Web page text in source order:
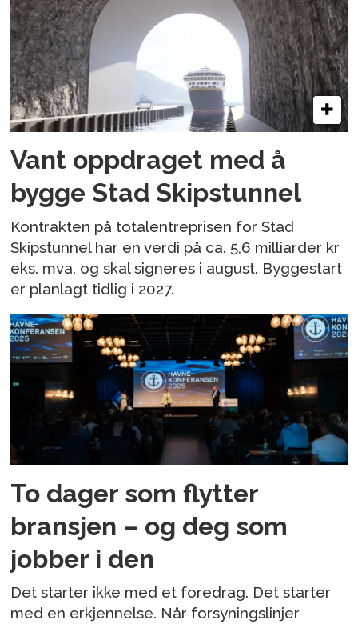
Vant oppdraget med å
bygge Stad Skipstunnel
Kontrakten på totalentreprisen for Stad
Skipstunnel har en verdi på ca. 5,6 milliarder kr
eks. mva. og skal signeres i august. Byggestart
er planlagt tidlig i 2027.
To dager som flytter
bransjen – og deg som
jobber i den
Det starter ikke med et foredrag. Det starter
med en erkjennelse. Når forsyningslinjer